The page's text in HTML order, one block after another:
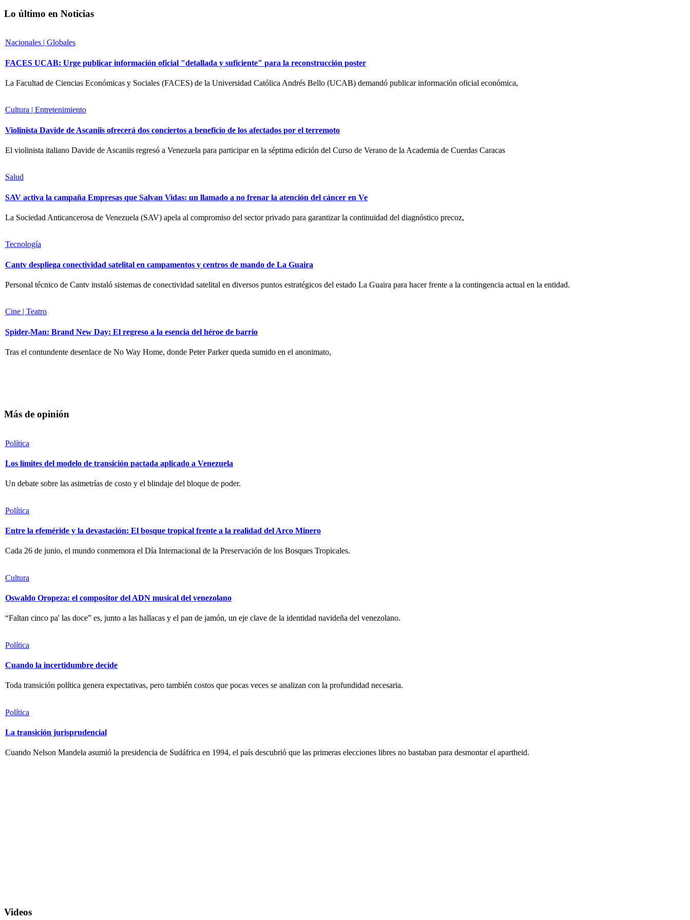
Lo último en Noticias
Nacionales | Globales
FACES UCAB: Urge publicar información oficial "detallada y suficiente" para la reconstrucción poster
La Facultad de Ciencias Económicas y Sociales (FACES) de la Universidad Católica Andrés Bello (UCAB) demandó publicar información oficial económica,
Cultura | Entretenimiento
Violinista Davide de Ascaniis ofrecerá dos conciertos a beneficio de los afectados por el terremoto
El violinista italiano Davide de Ascaniis regresó a Venezuela para participar en la séptima edición del Curso de Verano de la Academia de Cuerdas Caracas
Salud
SAV activa la campaña Empresas que Salvan Vidas: un llamado a no frenar la atención del cáncer en Ve
La Sociedad Anticancerosa de Venezuela (SAV) apela al compromiso del sector privado para garantizar la continuidad del diagnóstico precoz,
Tecnología
Cantv despliega conectividad satelital en campamentos y centros de mando de La Guaira
Personal técnico de Cantv instaló sistemas de conectividad satelital en diversos puntos estratégicos del estado La Guaira para hacer frente a la contingencia actual en la entidad.
Cine | Teatro
Spider-Man: Brand New Day: El regreso a la esencia del héroe de barrio
Tras el contundente desenlace de No Way Home, donde Peter Parker queda sumido en el anonimato,
Más de opinión
Política
Los límites del modelo de transición pactada aplicado a Venezuela
Un debate sobre las asimetrías de costo y el blindaje del bloque de poder.
Política
Entre la efeméride y la devastación: El bosque tropical frente a la realidad del Arco Minero
Cada 26 de junio, el mundo conmemora el Día Internacional de la Preservación de los Bosques Tropicales.
Cultura
Oswaldo Oropeza: el compositor del ADN musical del venezolano
“Faltan cinco pa' las doce” es, junto a las hallacas y el pan de jamón, un eje clave de la identidad navideña del venezolano.
Política
Cuando la incertidumbre decide
Toda transición política genera expectativas, pero también costos que pocas veces se analizan con la profundidad necesaria.
Política
La transición jurisprudencial
Cuando Nelson Mandela asumió la presidencia de Sudáfrica en 1994, el país descubrió que las primeras elecciones libres no bastaban para desmontar el apartheid.
Videos